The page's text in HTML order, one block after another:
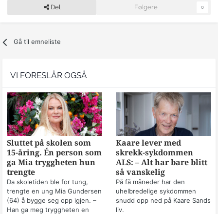
Del Følgere 0
Gå til emneliste
VI FORESLÅR OGSÅ
Sluttet på skolen som
15-åring. Én person som
ga Mia tryggheten hun
trengte
Da skoletiden ble for tung,
trengte en ung Mia Gundersen
(64) å bygge seg opp igjen. –
Han ga meg tryggheten en
Kaare lever med
skrekk-sykdommen
ALS: – Alt har bare blitt
så vanskelig
På få måneder har den
uhelbredelige sykdommen
snudd opp ned på Kaare Sands
liv.